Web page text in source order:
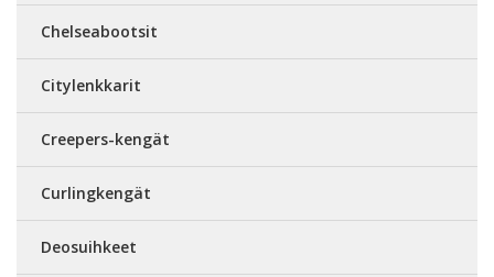
Chelseabootsit
Citylenkkarit
Creepers-kengät
Curlingkengät
Deosuihkeet